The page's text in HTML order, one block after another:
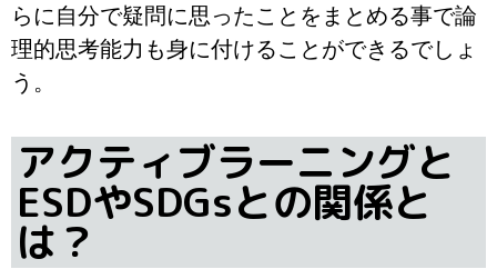
らに自分で疑問に思ったことをまとめる事で論
理的思考能力も身に付けることができるでしょ
う。
アクティブラーニングと
ESDやSDGsとの関係と
は？